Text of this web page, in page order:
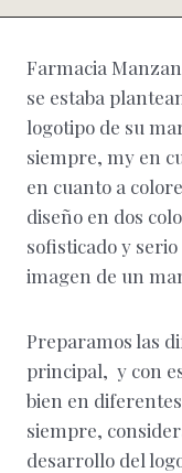
Farmacia
se estaba
logotipo de su
siempre, my en
en cuanto a
diseño en dos
sofisticado y
imagen de un
Preparamos las
principal, y con
bien en
siempre,
desarrollo del